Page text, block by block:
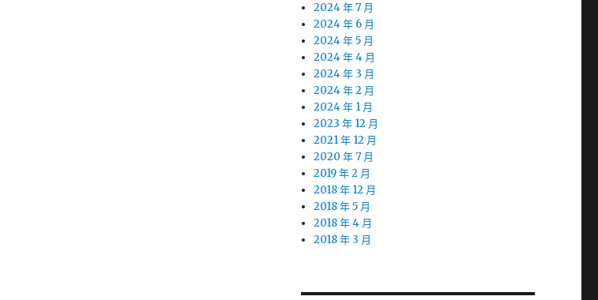
2024 年 7 月
2024 年 6 月
2024 年 5 月
2024 年 4 月
2024 年 3 月
2024 年 2 月
2024 年 1 月
2023 年 12 月
2021 年 12 月
2020 年 7 月
2019 年 2 月
2018 年 12 月
2018 年 5 月
2018 年 4 月
2018 年 3 月